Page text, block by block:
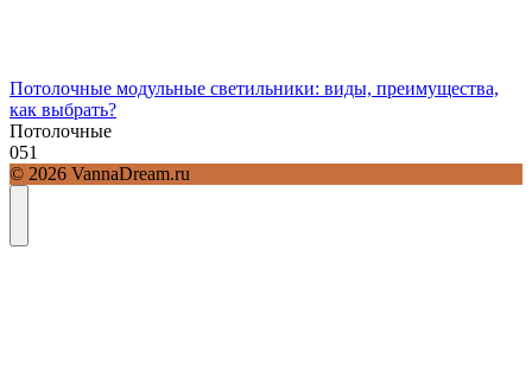
Потолочные модульные светильники: виды, преимущества,
как выбрать?
Потолочные
051
© 2026 VannaDream.ru